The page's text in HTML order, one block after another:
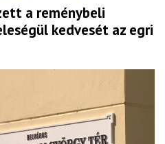
a reménybeli
kedvesét az egri